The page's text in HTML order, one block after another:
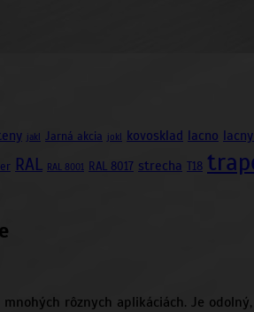
jakl Jarná akcia jokl kovosklad lacno
RAL RAL 8001 RAL 8017 strecha T18
rôznych aplikáciách. Je